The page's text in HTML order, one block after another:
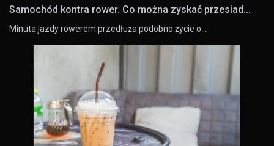
Samochód kontra rower. Co można zyskać przesiad...
Minuta jazdy rowerem przedłuża podobno życie o…